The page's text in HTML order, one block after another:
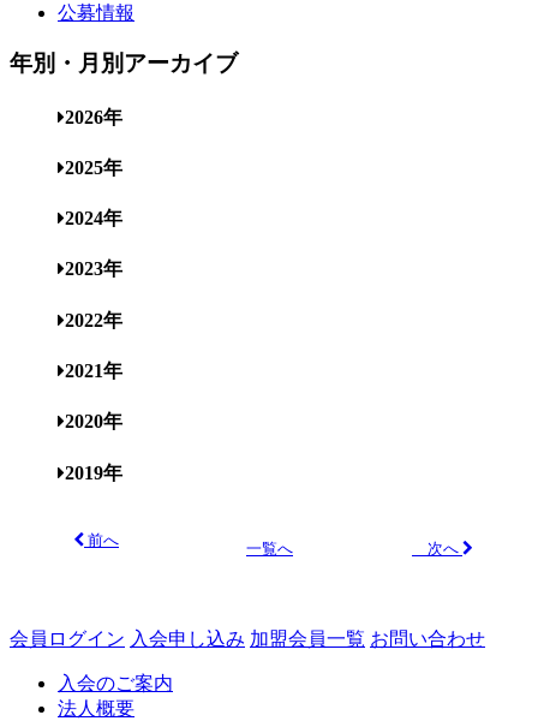
公募情報
年別・月別アーカイブ
2026年
2025年
2024年
2023年
2022年
2021年
2020年
2019年
前へ
一覧へ 次へ
会員ログイン 入会申し込み 加盟会員一覧 お問い合わせ
入会のご案内
法人概要